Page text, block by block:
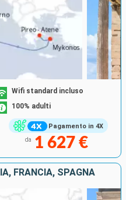
Pagamento in 4X
Wifi standard incluso
100% adulti
da 1 627 €
FRANCIA, SPAGNA